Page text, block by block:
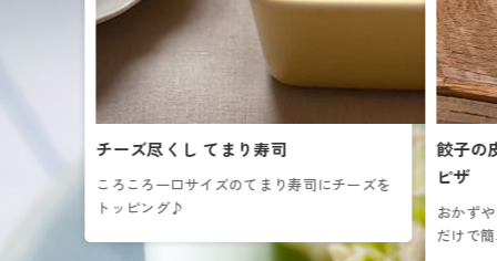
チーズ尽くし てまり寿司
ころころ一口サイズのてまり寿司にチーズを
トッピング♪
餃子の
ピザ
おかず
だけで